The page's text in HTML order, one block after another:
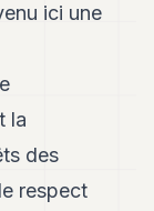
ici une
la
des
respect